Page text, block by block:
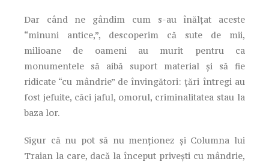
Dar când ne gândim cum s-au înălțat aceste
“minuni antice,”, descoperim că sute de mii,
milioane de oameni au murit pentru ca
monumentele să aibă suport material și să fie
ridicate “cu mândrie” de învingători: țări întregi au
fost jefuite, căci jaful, omorul, criminalitatea stau la
baza lor.
Sigur că nu pot să nu menționez și Columna lui
Traian la care, dacă la început privești cu mândrie,